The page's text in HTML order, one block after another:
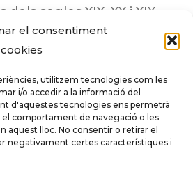
el consentiment
utilitzem tecnologies com les
i/o accedir a la informació del
d'aquestes tecnologies ens permetrà
el comportament de navegació o les
aquest lloc. No consentir o retirar el
negativament certes característiques i
segles XIX, XX i XIX
coneguts.
reservats a ©Columna
Música.